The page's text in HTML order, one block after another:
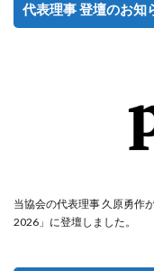
代表理事 登壇のお知
当協会の代表理事 久原勇作
2026」に登壇しました。